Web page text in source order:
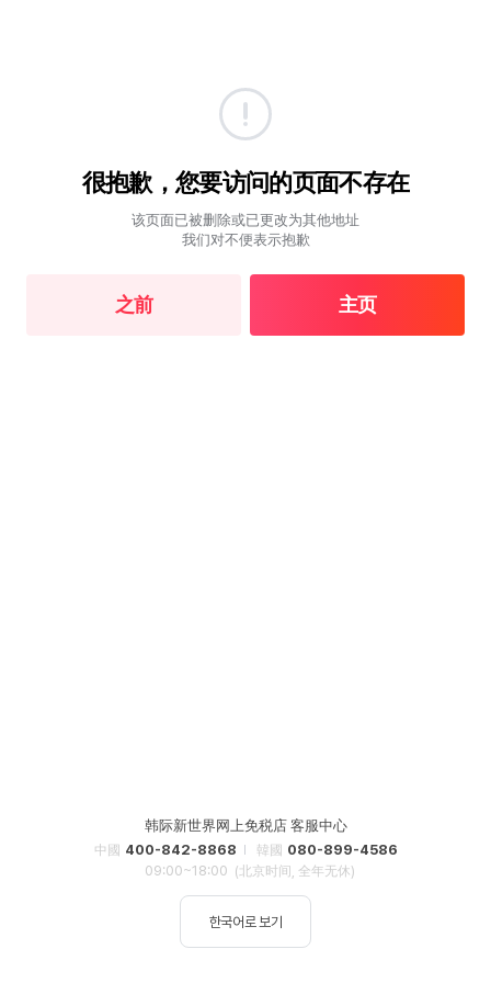
很抱歉，您要访问的页面不存在
该页面已被删除或已更改为其他地址
我们对不便表示抱歉
之前 主页
韩际新世界网上免税店 客服中心
中國 400-842-8868 韓國 080-899-4586
09:00~18:00 (北京时间, 全年无休)
한국어로 보기